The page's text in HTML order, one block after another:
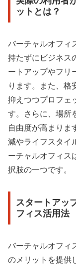
ットとは？
バーチャルオフィ
持たずにビジネス
ートアップやフリ
ります。また、格
抑えつつプロフェ
す。さらに、場所
自由度が高まりま
減やライフスタイ
ーチャルオフィス
択肢の一つです。
スタートアッ
フィス活用法
バーチャルオフィ
のメリットを提供